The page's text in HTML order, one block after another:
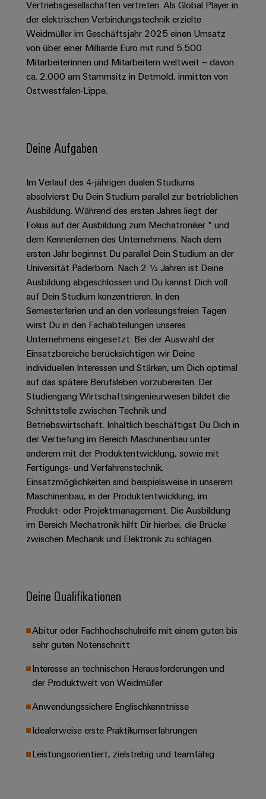
und
-
verteilung
und
Sicherheit
für
Lösungen
spezifischen
Anforderungen
in
der
Gebäudeinfrastruktur
Gerätehersteller
Innovative
Verbindungslösungen
für
Geräte
Konventionelle
Energieerzeugung
Zukunftssicherheit
für
bewährte
Energieerzeugung
Maschinenbau
Lösungen
für
verschiedene
Segmente
der
Maschinen
und
Fabrikautomation
Öl
&
vernetzten
die
Prozessindustrie
Photovoltaik
Mehr
durch
Sonnenenergie
Schaltschrankbau
Lösungen
und
Feldebene
Feldverdrahtung
Smart
Cabinet
Metering
Weidmüller
Configurator
Workplace
Solutions
Systeme
und
Lösungen
Dezentrale
Automatisierung
Energiemanagement-
Lösungen
IIoT
&
Automation
Software
Industrial
Analytics
Industrial
Automation
Security
Industrial
Service
Platform
Regler
&
Migrationslösungen
Serviceschnittstellen
Verteilerboxen
Koppelrelais
Halbleiterrelais
Trennverstärker
und
Messumformer
Stromversorgungen
Elektronikgehäuse
Blitz-
und
Überspannungsschutz
PV
Generatoranschlusskasten
Feldbusverteiler
Automatisierung
&
Software
Steuerungen
I/O-
Systeme
Ethernet
Panels
Engineering-
und
Visualisierungstools
Energiemessung
Metering
Connectivity
Consulting
Digitales
Engineering
Weidmüller
Connector
Services
Akkreditiertes
Labor
Support
Technischer
Support
Umweltbezogene
Produktkonformität
Engineering
Daten
Technische
Produktkataloge
Reparatur
und
Ersatzteile
Trainings
und
Webinare
PSIRT
Digitale
Bestellmöglichkeiten
eShop
OCI-
Schnittstelle
Schnittstelle
SERVICES
Messen
Newsletter
Anmeldung
Kundenservice
Preisliste
Weidmüller
Welt
Orange
Mag
|
Management
und
Zertifikate
Presse
Unternehmensmeldungen
Fachpressemeldungen
Pressekontakt
Unsere
Partner
IIoT
and
Automation
Partner
Netzwerk
IIoT
and
Automation
Solution
Solution
Systemintegratoren
Messen
Events
Messen
Stellen
für
Studierende
Für
Ausbildung
Duales
Studium
Schülerpraktika
Erfolgreiche
Karrierewege
Offene
Ausbildungs-
und
Studienplätze
Veranstaltungen
Aktuelle
Termine
Workshops
für
Schulklassen
Vertriebsgesellschaften vertreten. Als Global Player in
der elektrischen Verbindungstechnik erzielte
Weidmüller im Geschäftsjahr 2025 einen Umsatz
von über einer Milliarde Euro mit rund 5.500
Mitarbeiterinnen und Mitarbeitern weltweit – davon
ca. 2.000 am Stammsitz in Detmold, inmitten von
Ostwestfalen-Lippe.
Deine Aufgaben
Im Verlauf des 4-jährigen dualen Studiums
absolvierst Du Dein Studium parallel zur betrieblichen
Ausbildung. Während des ersten Jahres liegt der
Fokus auf der Ausbildung zum Mechatroniker * und
dem Kennenlernen des Unternehmens. Nach dem
ersten Jahr beginnst Du parallel Dein Studium an der
Universität Paderborn. Nach 2 ½ Jahren ist Deine
Ausbildung abgeschlossen und Du kannst Dich voll
auf Dein Studium konzentrieren. In den
Semesterferien und an den vorlesungsfreien Tagen
wirst Du in den Fachabteilungen unseres
Unternehmens eingesetzt. Bei der Auswahl der
Einsatzbereiche berücksichtigen wir Deine
individuellen Interessen und Stärken, um Dich optimal
auf das spätere Berufsleben vorzubereiten. Der
Studiengang Wirtschaftsingenieurwesen bildet die
Schnittstelle zwischen Technik und
Betriebswirtschaft. Inhaltlich beschäftigst Du Dich in
der Vertiefung im Bereich Maschinenbau unter
anderem mit der Produktentwicklung, sowie mit
Fertigungs- und Verfahrenstechnik.
Einsatzmöglichkeiten sind beispielsweise in unserem
Maschinenbau, in der Produktentwicklung, im
Produkt- oder Projektmanagement. Die Ausbildung
im Bereich Mechatronik hilft Dir hierbei, die Brücke
zwischen Mechanik und Elektronik zu schlagen.
Deine Qualifikationen
Abitur oder Fachhochschulreife mit einem guten bis
sehr guten Notenschnitt
Interesse an technischen Herausforderungen und
der Produktwelt von Weidmüller
Anwendungssichere Englischkenntnisse
Idealerweise erste Praktikumserfahrungen
Leistungsorientiert, zielstrebig und teamfähig